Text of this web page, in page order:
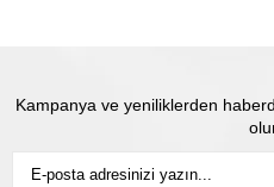
Kampanya ve yeniliklerden